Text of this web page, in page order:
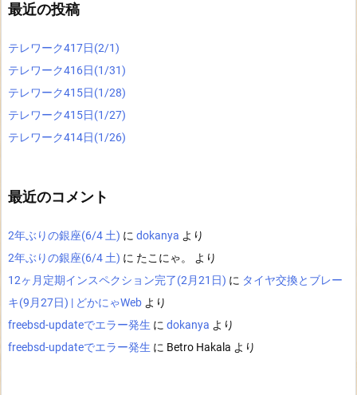
最近の投稿
テレワーク417日(2/1)
テレワーク416日(1/31)
テレワーク415日(1/28)
テレワーク415日(1/27)
テレワーク414日(1/26)
最近のコメント
2年ぶりの銀座(6/4 土) に dokanya より
2年ぶりの銀座(6/4 土) に たこにゃ。
より
12ヶ月定期インスペクション完了(2月21日) に タイヤ交換とブレー
キ(9月27日) | どかにゃWeb より
freebsd-updateでエラー発生 に dokanya より
freebsd-updateでエラー発生 に Betro Hakala より